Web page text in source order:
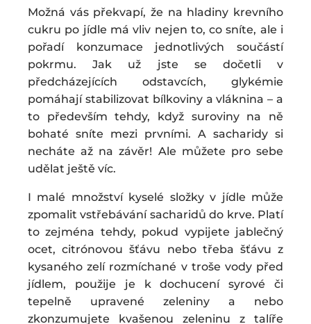
Možná vás překvapí, že na hladiny krevního
cukru po jídle má vliv nejen to, co sníte, ale i
pořadí konzumace jednotlivých součástí
pokrmu. Jak už jste se dočetli v
předcházejících odstavcích, glykémie
pomáhají stabilizovat bílkoviny a vláknina – a
to především tehdy, když suroviny na ně
bohaté sníte mezi prvními. A sacharidy si
necháte až na závěr! Ale můžete pro sebe
udělat ještě víc.
I malé množství kyselé složky v jídle může
zpomalit vstřebávání sacharidů do krve. Platí
to zejména tehdy, pokud vypijete jablečný
ocet, citrónovou šťávu nebo třeba šťávu z
kysaného zelí rozmíchané v troše vody před
jídlem, použije je k dochucení syrové či
tepelně upravené zeleniny a nebo
zkonzumujete kvašenou zeleninu z talíře